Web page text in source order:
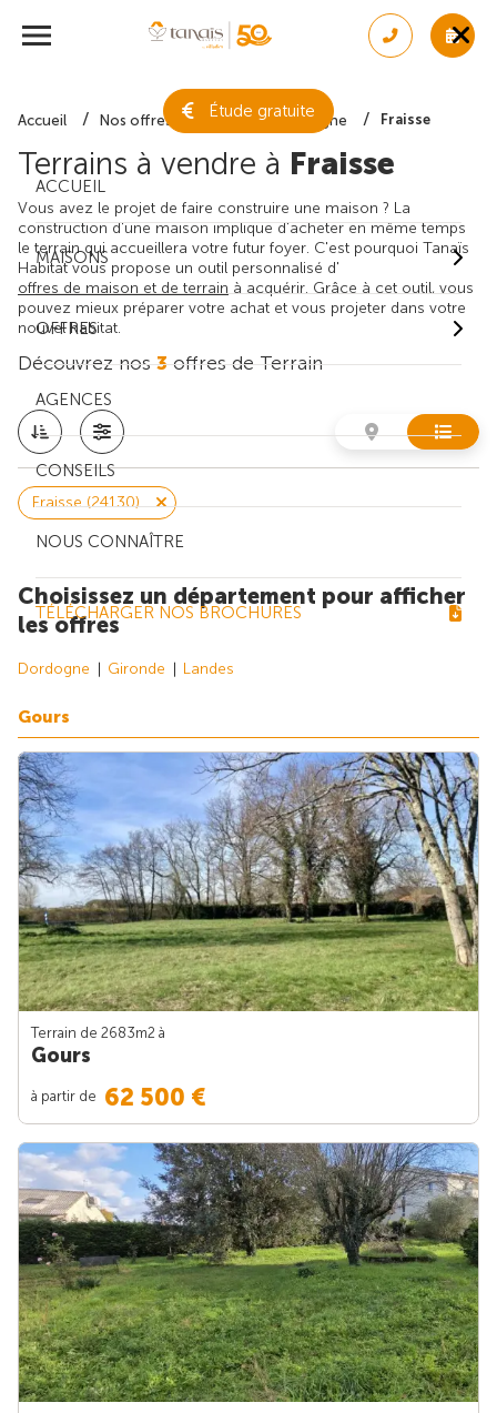
Étude gratuite
ACCUEIL
MAISONS
OFFRES
AGENCES
CONSEILS
NOUS CONNAÎTRE
TÉLÉCHARGER NOS BROCHURES
Accueil Nos offres de terrain Dordogne Fraisse
Terrains à vendre à Fraisse
Vous avez le projet de faire construire une maison ? La
construction d'une maison implique d'acheter en même temps
le terrain qui accueillera votre futur foyer. C'est pourquoi Tanaïs
Habitat vous propose un outil personnalisé d'
offres de maison et de terrain à acquérir. Grâce à cet outil, vous
pouvez mieux préparer votre achat et vous projeter dans votre
nouvel habitat.
Découvrez nos3offres de Terrain
Fraisse (24130)
Choisissez un département pour afficher
les offres
Dordogne Gironde Landes
Gours
Terrain de 2683m2 à
Gours
à partir de 62 500 €